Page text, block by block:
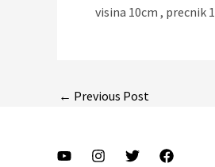
visina 10cm , precnik
Post
← Previous Post